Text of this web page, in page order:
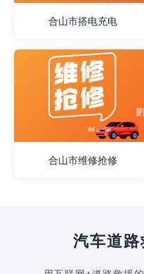
合山市搭电充电
合山市维修抢修
汽车道路